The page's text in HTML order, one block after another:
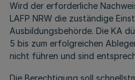
Wird der erforderliche
LAFP NRW die zuständige
Ausbildungsbehörde. Die KA
5 bis zum erfolgreichen
nicht führen und sind
Die Berechtigung soll